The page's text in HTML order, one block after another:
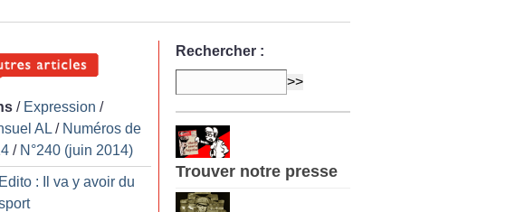
/ Expression /
AL / Numéros de
/ N°240 (juin 2014)
Edito : Il va y avoir du
Rechercher :
Trouver notre presse